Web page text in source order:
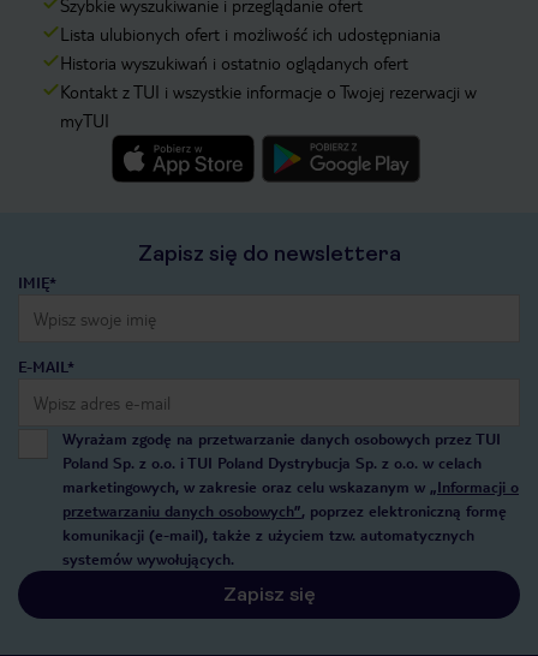
Szybkie wyszukiwanie i przeglądanie ofert
Lista ulubionych ofert i możliwość ich udostępniania
Historia wyszukiwań i ostatnio oglądanych ofert
Kontakt z TUI i wszystkie informacje o Twojej rezerwacji w
myTUI
Zapisz się do newslettera
IMIĘ*
E-MAIL*
Wyrażam zgodę na przetwarzanie danych osobowych przez TUI
Poland Sp. z o.o. i TUI Poland Dystrybucja Sp. z o.o. w celach
marketingowych, w zakresie oraz celu wskazanym w „Informacji o
przetwarzaniu danych osobowych”, poprzez elektroniczną formę
komunikacji (e-mail), także z użyciem tzw. automatycznych
systemów wywołujących.
Zapisz się